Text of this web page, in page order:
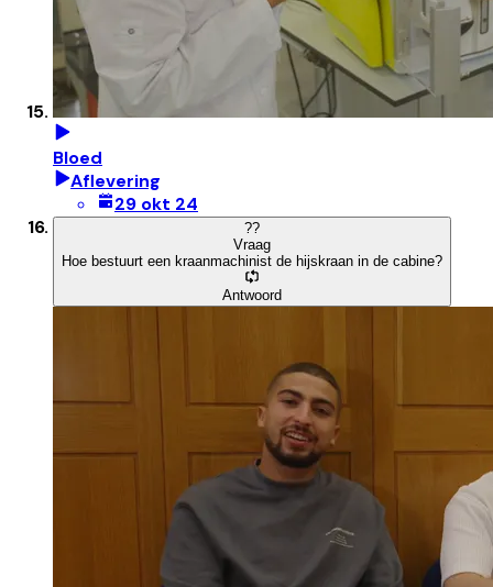
Bloed
Aflevering
29 okt 24
??
Vraag
Hoe bestuurt een kraanmachinist de hijskraan in de cabine?
Antwoord